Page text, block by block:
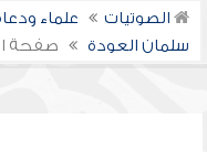
الصوتيات علماء
سلمان العودة
صفحة